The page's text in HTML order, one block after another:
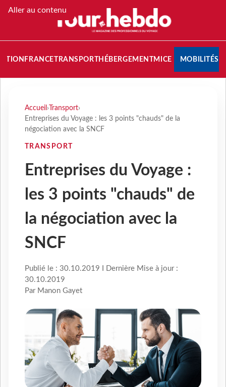
Aller au contenu
FRANCETRANSPORT HÉBERGEMENTMICE MOBILITÉS
Accueil › Transport›
Entreprises du Voyage : les 3 points "chauds" de la
négociation avec la SNCF
TRANSPORT
Entreprises du Voyage :
les 3 points "chauds" de
la négociation avec la
SNCF
Publié le : 30.10.2019 I Dernière Mise à jour :
30.10.2019
Par Manon Gayet